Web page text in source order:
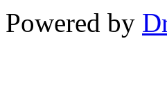
Powered by